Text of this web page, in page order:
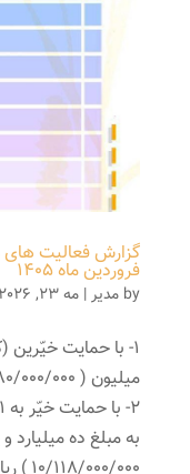
گزارش فعالیت های
فروردین ماه 1405
by مدیر| مه 23, 2026
1- با حمایت خیّرین
به مبلغ ده